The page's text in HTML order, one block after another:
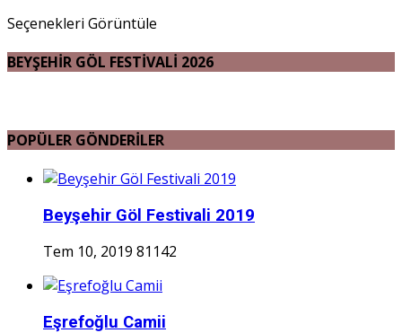
Seçenekleri Görüntüle
BEYŞEHİR GÖL FESTİVALİ 2026
POPÜLER GÖNDERİLER
Beyşehir Göl Festivali 2019
Tem 10, 2019 81142
Eşrefoğlu Camii